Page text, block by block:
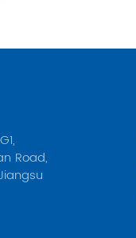
Road,